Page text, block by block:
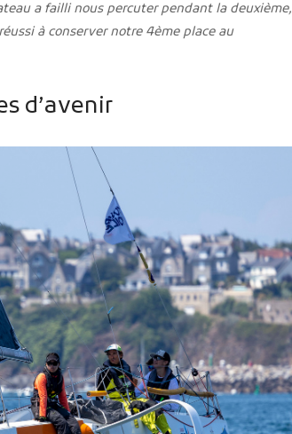
a failli nous percuter pendant la deuxième,
à conserver notre 4ème place au
d’avenir